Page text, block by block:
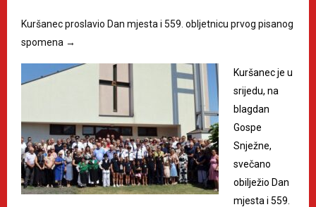
Kuršanec proslavio Dan mjesta i 559. obljetnicu prvog pisanog
spomena →
Kuršanec je u
srijedu, na
blagdan
Gospe
Snježne,
svečano
obilježio Dan
mjesta i 559.